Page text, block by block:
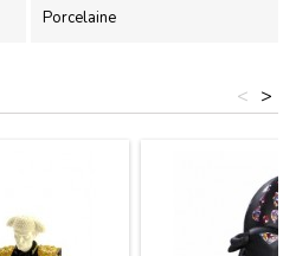
Porcelaine
>
<